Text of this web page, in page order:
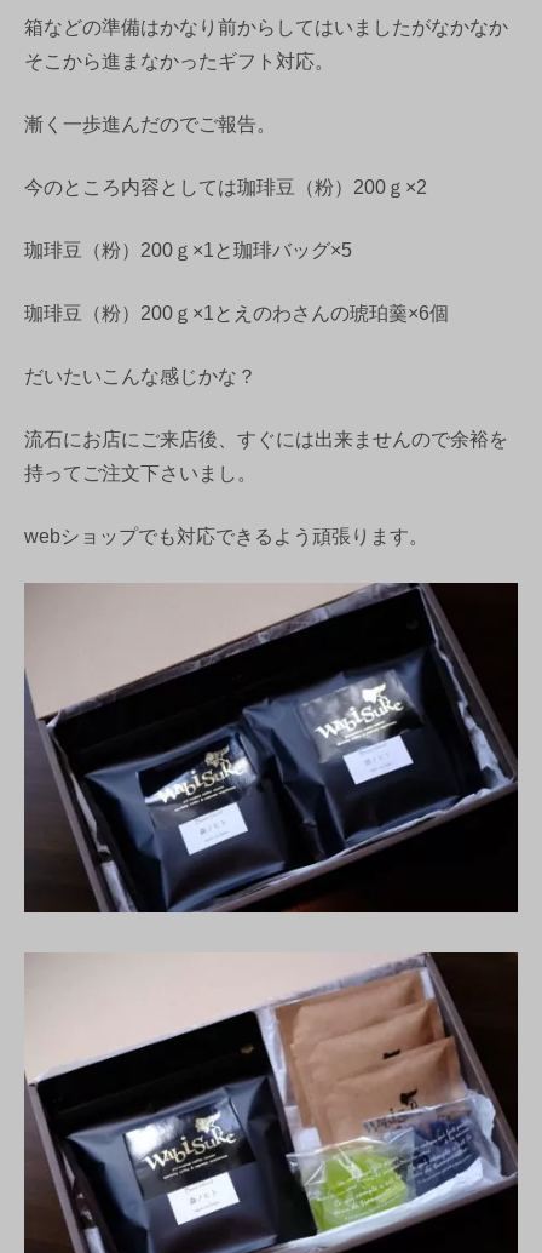
箱などの準備はかなり前からしてはいましたがなかなか
そこから進まなかったギフト対応。
漸く一歩進んだのでご報告。
今のところ内容としては珈琲豆（粉）200ｇ×2
珈琲豆（粉）200ｇ×1と珈琲バッグ×5
珈琲豆（粉）200ｇ×1とえのわさんの琥珀羹×6個
だいたいこんな感じかな？
流石にお店にご来店後、すぐには出来ませんので余裕を
持ってご注文下さいまし。
webショップでも対応できるよう頑張ります。